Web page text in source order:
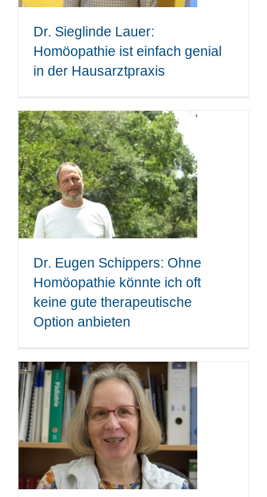
Dr. Sieglinde Lauer:
Homöopathie ist einfach genial
in der Hausarztpraxis
Dr. Eugen Schippers: Ohne
Homöopathie könnte ich oft
keine gute therapeutische
Option anbieten